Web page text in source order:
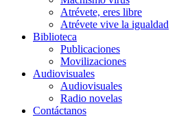
Atrévete, eres libre
Atrévete vive la igualdad
Biblioteca
Publicaciones
Movilizaciones
Audiovisuales
Audiovisuales
Radio novelas
Contáctanos